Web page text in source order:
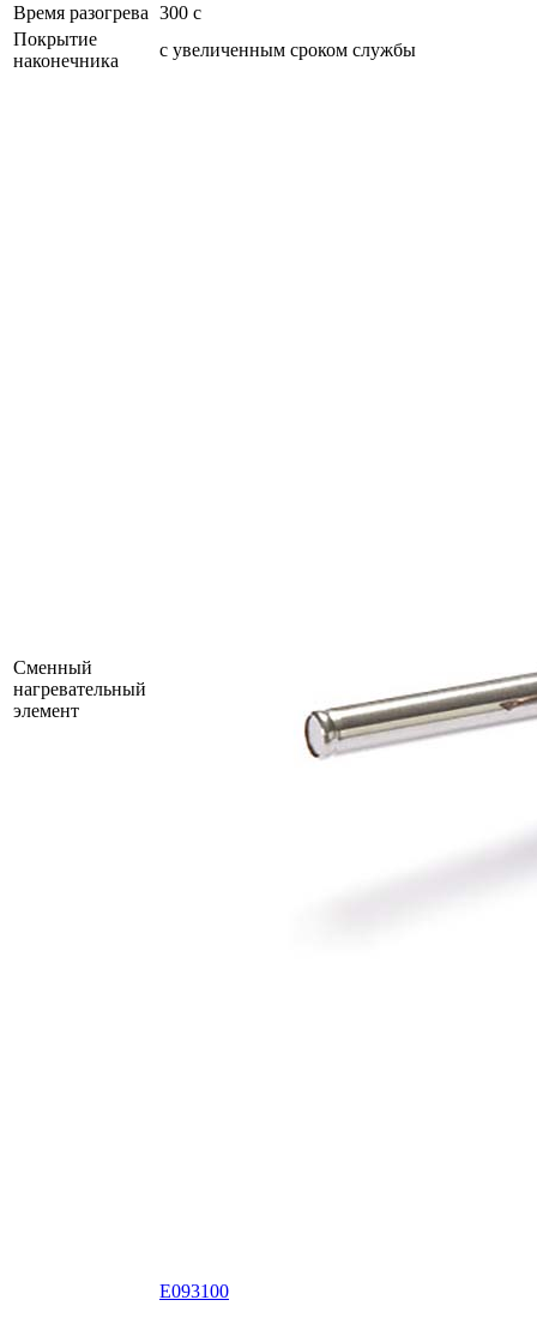
Время разогрева 300 с
Покрытие
наконечника
с увеличенным сроком службы
Сменный
нагревательный
элемент
E093100